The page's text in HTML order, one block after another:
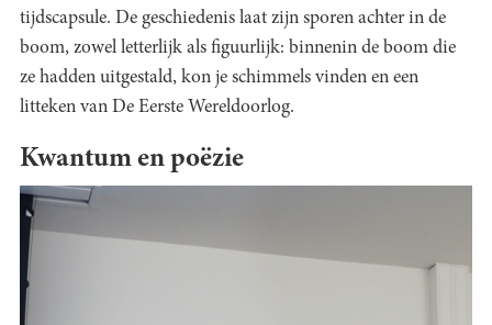
tijdscapsule. De geschiedenis laat zijn sporen achter in de
boom, zowel letterlijk als figuurlijk: binnenin de boom die
ze hadden uitgestald, kon je schimmels vinden en een
litteken van De Eerste Wereldoorlog.
Kwantum en poëzie